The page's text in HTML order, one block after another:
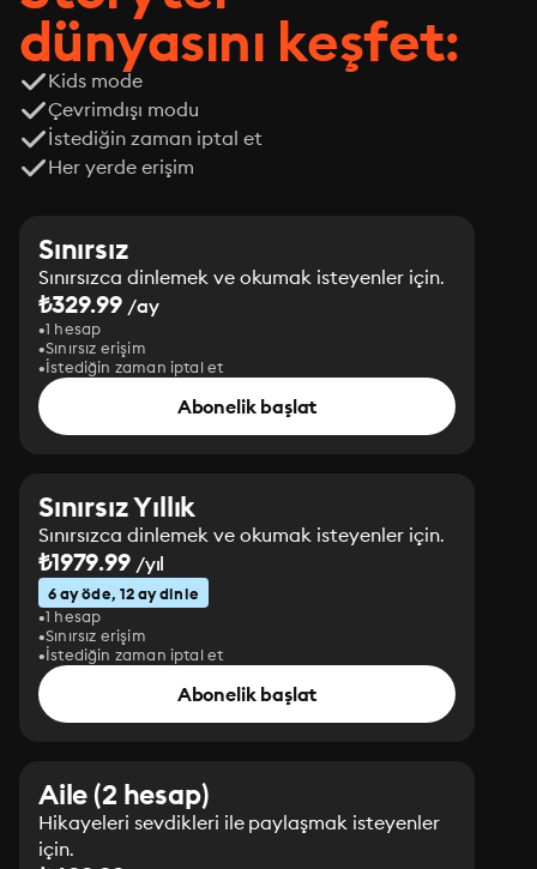
dünyasını keşfet:
Kids mode
Çevrimdışı modu
İstediğin zaman iptal et
Her yerde erişim
Sınırsız
Sınırsızca dinlemek ve okumak isteyenler için.
₺329.99 /ay
1 hesap
Sınırsız erişim
İstediğin zaman iptal et
Abonelik başlat
Sınırsız Yıllık
Sınırsızca dinlemek ve okumak isteyenler için.
₺1979.99/yıl
6 ay öde, 12 ay dinle
1 hesap
Sınırsız erişim
İstediğin zaman iptal et
Abonelik başlat
Aile (2 hesap)
Hikayeleri sevdikleri ile paylaşmak isteyenler
için.